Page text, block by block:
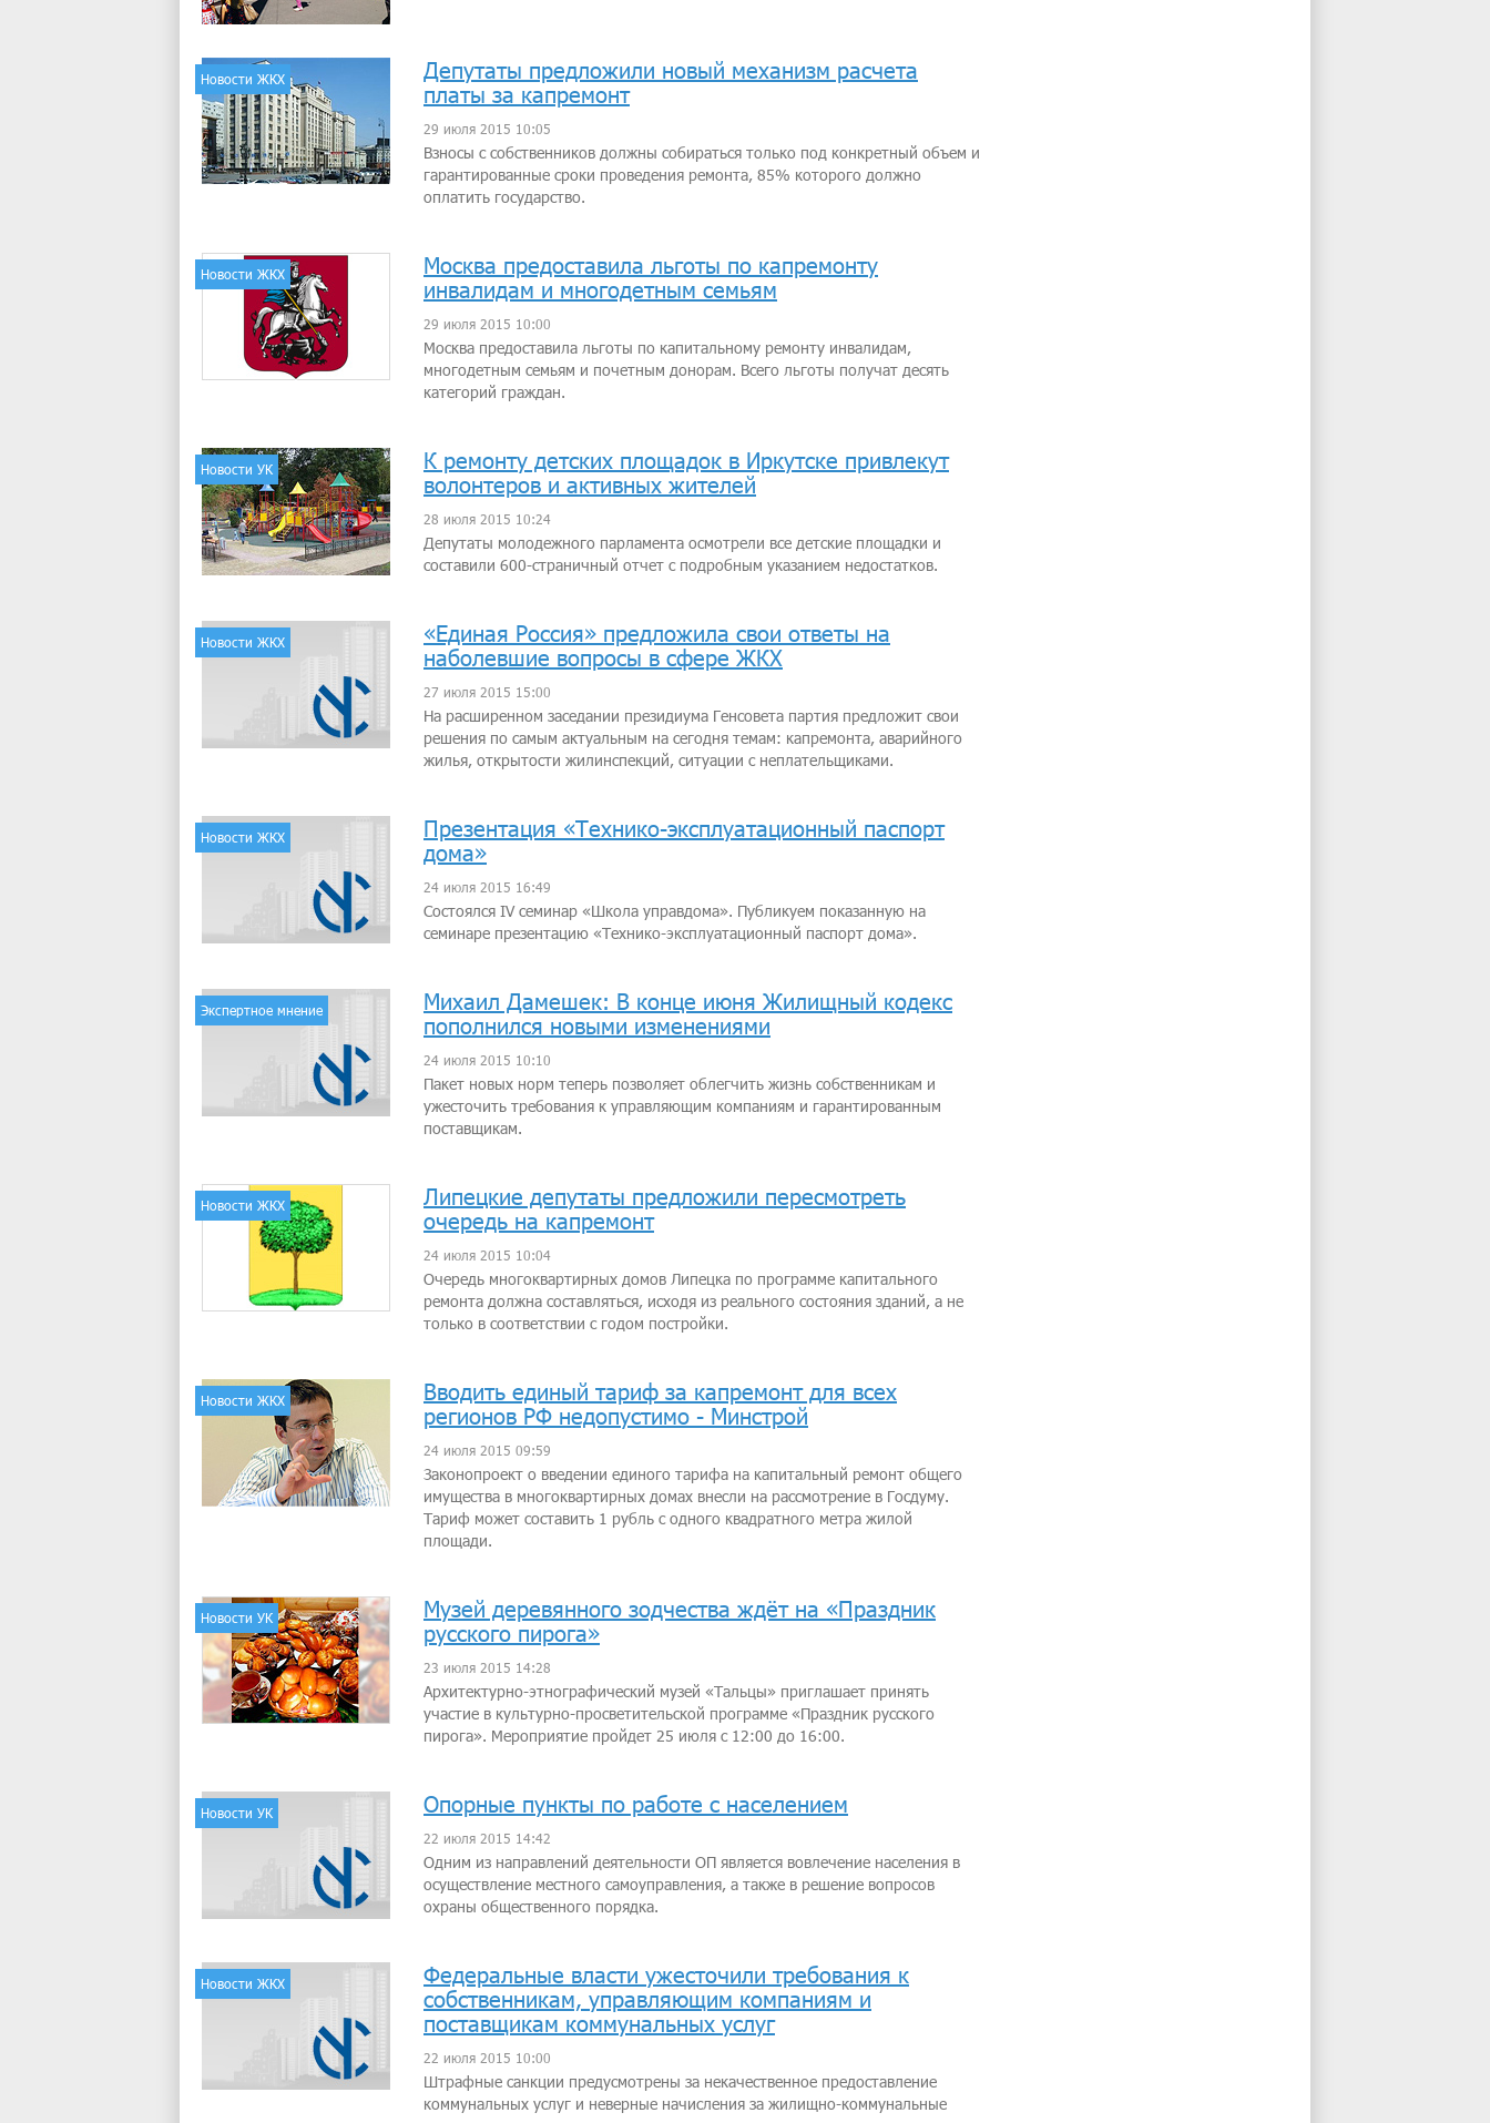
Новости ЖКХ
Депутаты предложили новый механизм расчета
платы за капремонт
29 июля 2015 10:05
Взносы c собственников должны собираться только под конкретный объем и
гарантированные сроки проведения ремонта, 85% которого должно
оплатить государство.
Новости ЖКХ
Москва предоставила льготы по капремонту
инвалидам и многодетным семьям
29 июля 2015 10:00
Москва предоставила льготы по капитальному ремонту инвалидам,
многодетным семьям и почетным донорам. Всего льготы получат десять
категорий граждан.
Новости УК
К ремонту детских площадок в Иркутске привлекут
волонтеров и активных жителей
28 июля 2015 10:24
Депутаты молодежного парламента осмотрели все детские площадки и
составили 600-страничный отчет с подробным указанием недостатков.
Новости ЖКХ
«Единая Россия» предложила свои ответы на
наболевшие вопросы в сфере ЖКХ
27 июля 2015 15:00
На расширенном заседании президиума Генсовета партия предложит свои
решения по самым актуальным на сегодня темам: капремонта, аварийного
жилья, открытости жилинспекций, ситуации с неплательщиками.
Новости ЖКХ
Презентация «Технико-эксплуатационный паспорт
дома»
24 июля 2015 16:49
Состоялся IV семинар «Школа управдома». Публикуем показанную на
семинаре презентацию «Технико-эксплуатационный паспорт дома».
Экспертное мнение
Михаил Дамешек: В конце июня Жилищный кодекс
пополнился новыми изменениями
24 июля 2015 10:10
Пакет новых норм теперь позволяет облегчить жизнь собственникам и
ужесточить требования к управляющим компаниям и гарантированным
поставщикам.
Новости ЖКХ
Липецкие депутаты предложили пересмотреть
очередь на капремонт
24 июля 2015 10:04
Очередь многоквартирных домов Липецка по программе капитального
ремонта должна составляться, исходя из реального состояния зданий, а не
только в соответствии с годом постройки.
Новости ЖКХ
Вводить единый тариф за капремонт для всех
регионов РФ недопустимо - Минстрой
24 июля 2015 09:59
Законопроект о введении единого тарифа на капитальный ремонт общего
имущества в многоквартирных домах внесли на рассмотрение в Госдуму.
Тариф может составить 1 рубль с одного квадратного метра жилой
площади.
Новости УК
Музей деревянного зодчества ждёт на «Праздник
русского пирога»
23 июля 2015 14:28
Архитектурно-этнографический музей «Тальцы» приглашает принять
участие в культурно-просветительской программе «Праздник русского
пирога». Мероприятие пройдет 25 июля с 12:00 до 16:00.
Новости УК Опорные пункты по работе с населением
22 июля 2015 14:42
Одним из направлений деятельности ОП является вовлечение населения в
осуществление местного самоуправления, а также в решение вопросов
охраны общественного порядка.
Новости ЖКХ
Федеральные власти ужесточили требования к
собственникам, управляющим компаниям и
поставщикам коммунальных услуг
22 июля 2015 10:00
Штрафные санкции предусмотрены за некачественное предоставление
коммунальных услуг и неверные начисления за жилищно-коммунальные